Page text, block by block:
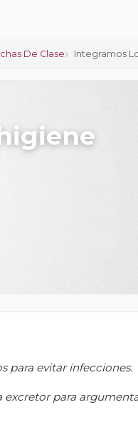
De Clase Integramos
para evitar infecciones.
excretor para